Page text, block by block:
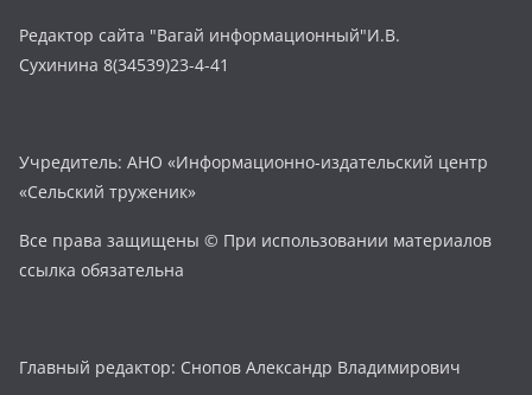
Редактор сайта "Вагай информационный"И.В.
Сухинина 8(34539)23-4-41
Учредитель: АНО «Информационно-издательский центр
«Сельский труженик»
Все права защищены © При использовании материалов
ссылка обязательна
Главный редактор: Снопов Александр Владимирович